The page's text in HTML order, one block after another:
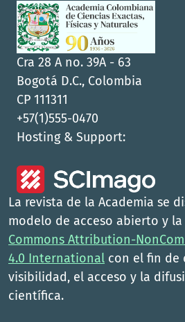
Cra 28 A no. 39A - 63
Bogotá D.C., Colombia
CP 111311
+57(1)555-0470
Hosting & Support:
La revista de la Academia se
modelo de acceso abierto y
Commons Attribution-
4.0 International con el fin de
visibilidad, el acceso y la
científica.